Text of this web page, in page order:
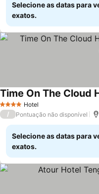
Selecione as datas para
exatos.
4 EstrelasHotel
Ver preços
/ Pontuação não disponível
Selecione as datas para
exatos.